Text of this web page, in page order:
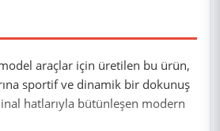
araçlar için üretilen bu ürün,
sportif ve dinamik bir dokunuş
hatlarıyla bütünleşen modern